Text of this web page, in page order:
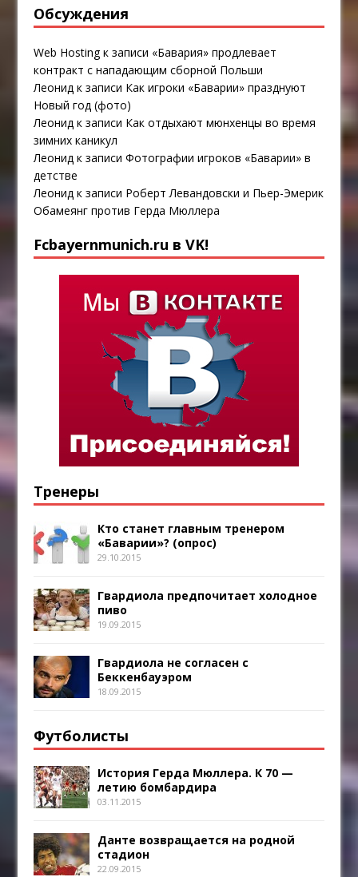
Обсуждения
Web Hostingк записи «Бавария» продлевает
контракт с нападающим сборной Польши
Леонид к записи Как игроки «Баварии» празднуют
Новый год (фото)
Леонид к записи Как отдыхают мюнхенцы во время
зимних каникул
Леонид к записиФотографии игроков «Баварии» в
детстве
Леонид к записи Роберт Левандовски и Пьер-Эмерик
Обамеянг против Герда Мюллера
Fcbayernmunich.ru в VK!
Тренеры
Кто станет главным тренером
«Баварии»? (опрос)
29.10.2015
Гвардиола предпочитает холодное
пиво
19.09.2015
Гвардиола не согласен с
Беккенбауэром
18.09.2015
Футболисты
История Герда Мюллера. К 70 —
летию бомбардира
03.11.2015
Данте возвращается на родной
стадион
22.09.2015